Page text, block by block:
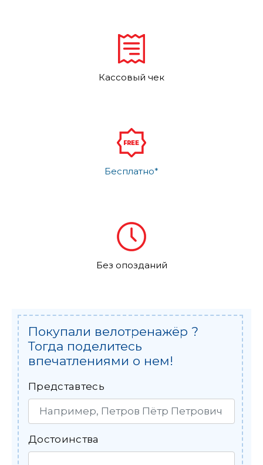
Кассовый чек
Бесплатно*
Без опозданий
Покупали велотренажёр ?
Тогда поделитесь
впечатлениями о нем!
Представтесь
Достоинства